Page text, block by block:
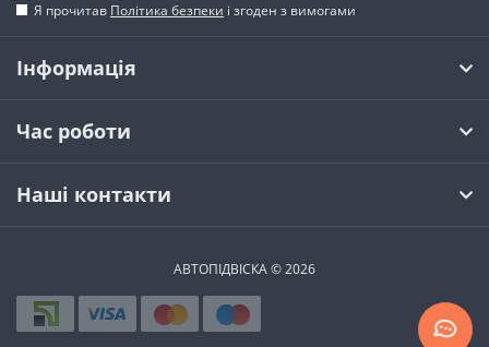
Я прочитав Політика безпеки і згоден з вимогами
Інформація
Час роботи
Наші контакти
АВТОПІДВІСКА © 2026